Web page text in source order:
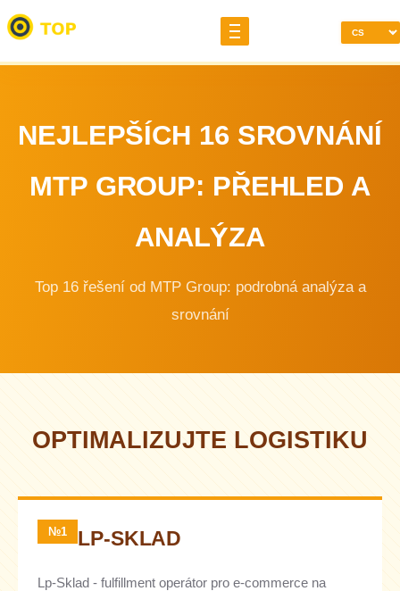
NEJLEPŠÍCH 16 SROVNÁNÍ
MTP GROUP: PŘEHLED A
ANALÝZA
Top 16 řešení od MTP Group: podrobná analýza a
srovnání
OPTIMALIZUJTE LOGISTIKU
№1 LP-SKLAD
Lp-Sklad - fulfillment operátor pro e-commerce na